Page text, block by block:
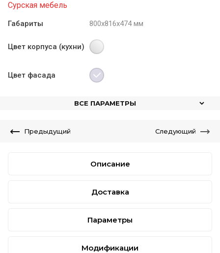
Сурская мебель
Габариты 800х816х474 мм
Цвет корпуса (кухни)
Цвет фасада
ВСЕ ПАРАМЕТРЫ
Предыдущий Следующий
Описание
Доставка
Параметры
Модификации